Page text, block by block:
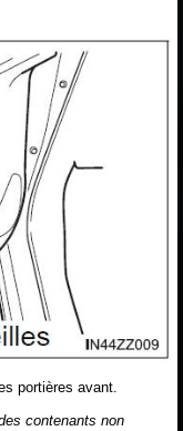
portières avant.
contenants non